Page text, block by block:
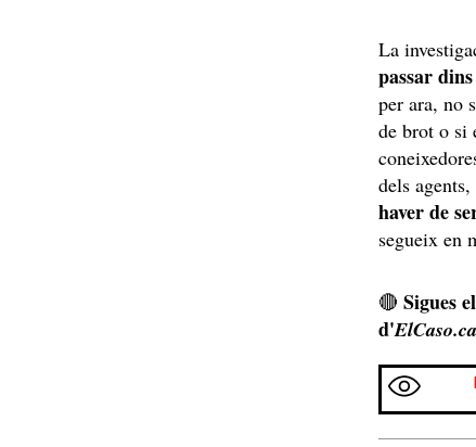
La
passar
per ara, no
de brot o si
dels
haver de
segueix en
🔴Sigues
d'